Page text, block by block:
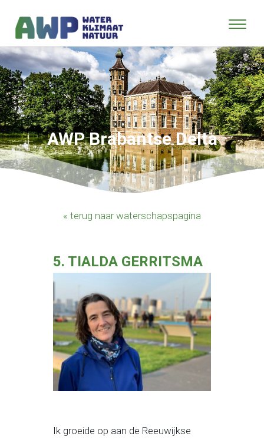
AWP Brabantse Delta
« terug naar waterschapspagina
5. TIALDA GERRITSMA
Ik groeide op aan de Reeuwijkse